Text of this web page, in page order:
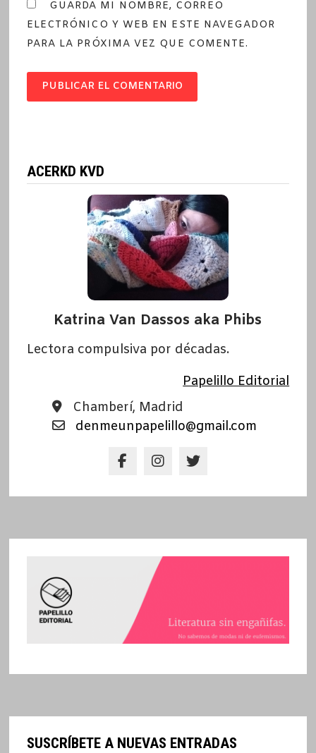
GUARDA MI NOMBRE, CORREO
ELECTRÓNICO Y WEB EN ESTE NAVEGADOR
PARA LA PRÓXIMA VEZ QUE COMENTE.
ACERKD KVD
Katrina Van Dassos aka Phibs
Lectora compulsiva por décadas.
Papelillo Editorial
Chamberí, Madrid
denmeunpapelillo@gmail.com
SUSCRÍBETE A NUEVAS ENTRADAS